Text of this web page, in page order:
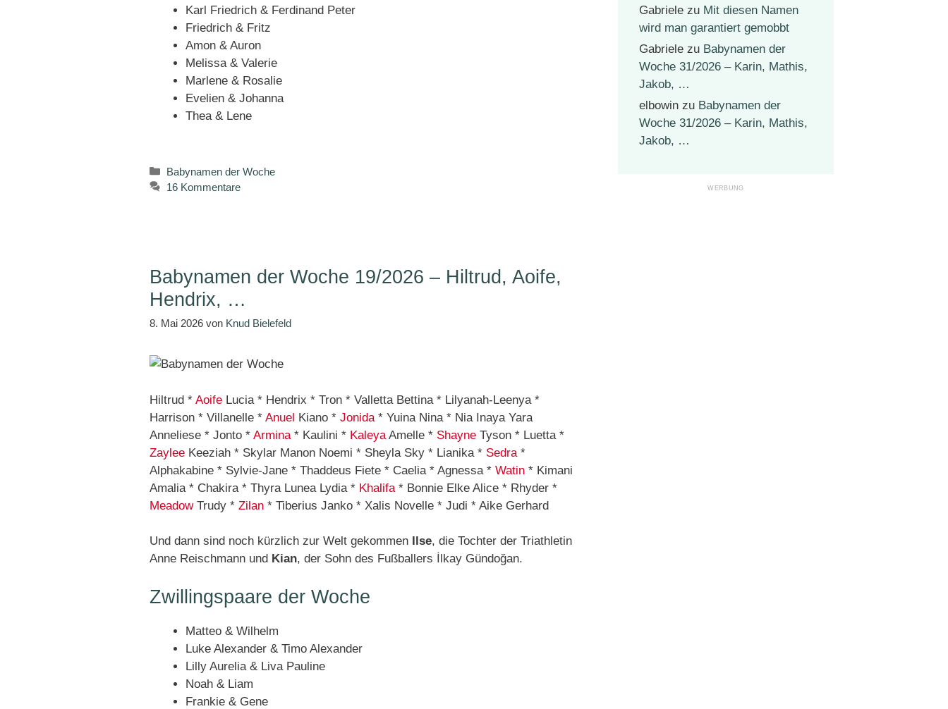
Karl Friedrich & Ferdinand Peter
Friedrich & Fritz
Amon & Auron
Melissa & Valerie
Marlene & Rosalie
Evelien & Johanna
Thea & Lene
Kategorien
Babynamen der Woche
16 Kommentare
Babynamen der Woche 19/2026 – Hiltrud, Aoife,
Hendrix, …
8. Mai 2026 von Knud Bielefeld
Hiltrud * Aoife Lucia * Hendrix * Tron * Valletta Bettina * Lilyanah-Leenya *
Harrison * Villanelle * Anuel Kiano * Jonida * Yuina Nina * Nia Inaya Yara
Anneliese * Jonto * Armina * Kaulini * Kaleya Amelle * Shayne Tyson * Luetta *
Zaylee Keeziah * Skylar Manon Noemi * Sheyla Sky * Lianika * Sedra *
Alphakabine * Sylvie-Jane * Thaddeus Fiete * Caelia * Agnessa * Watin * Kimani
Amalia * Chakira * Thyra Lunea Lydia * Khalifa * Bonnie Elke Alice * Rhyder *
MeadowTrudy * Zilan * Tiberius Janko * Xalis Novelle * Judi * Aike Gerhard
Und dann sind noch kürzlich zur Welt gekommen Ilse, die Tochter der Triathletin
Anne Reischmann und Kian, der Sohn des Fußballers İlkay Gündoğan.
Zwillingspaare der Woche
Matteo & Wilhelm
Luke Alexander & Timo Alexander
Lilly Aurelia & Liva Pauline
Noah & Liam
Frankie & Gene
Gabriele zu Mit diesen Namen
wird man garantiert gemobbt
Gabriele zu Babynamen der
Woche 31/2026 – Karin, Mathis,
Jakob, …
elbowin zu Babynamen der
Woche 31/2026 – Karin, Mathis,
Jakob, …